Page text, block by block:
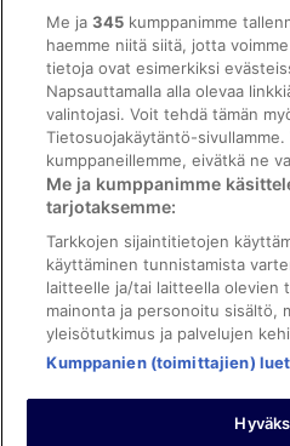
ebookers BONUS+ -ohjelman ehdot
Oikeudelliset tiedot / ota meihin
Sisältövaatimukset ja ilmoituksen
Tuki
Ota yhteyttä
Varauksen muuttaminen tai
Varaa lento lentoyhtiön
Hyvityksen hakeminen ja aikarajat
Me ja345 kumppanimme
haemme niitä siitä, jotta
tietoja ovat esimerkiksi
Napsauttamalla alla olevaa
valintojasi. Voit tehdä tämän
Tietosuojakäytäntö-sivullamme.
kumppaneillemme, eivätkä ne
Me ja kumppanimme
tarjotaksemme:
Tarkkojen sijaintitietojen
käyttäminen tunnistamista
laitteelle ja/tai laitteella olevien
mainonta ja personoitu sisältö,
yleisötutkimus ja palvelujen
Kumppanien (toimittajien)